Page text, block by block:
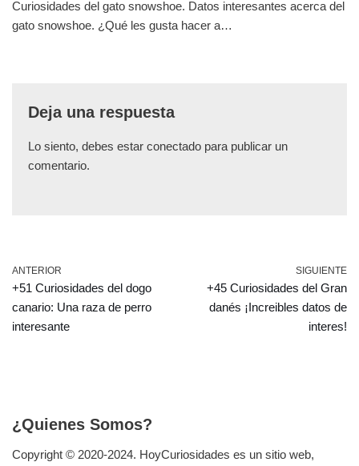
Curiosidades del gato snowshoe. Datos interesantes acerca del
gato snowshoe. ¿Qué les gusta hacer a…
Deja una respuesta
Lo siento, debes estar conectado para publicar un
comentario.
ANTERIOR
+51 Curiosidades del dogo
canario: Una raza de perro
interesante
SIGUIENTE
+45 Curiosidades del Gran
danés ¡Increibles datos de
interes!
¿Quienes Somos?
Copyright © 2020-2024. HoyCuriosidades es un sitio web,